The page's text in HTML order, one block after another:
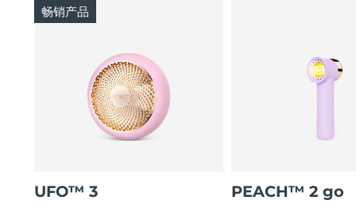
UFO™ 3
畅销产品
PEACH™ 2 go